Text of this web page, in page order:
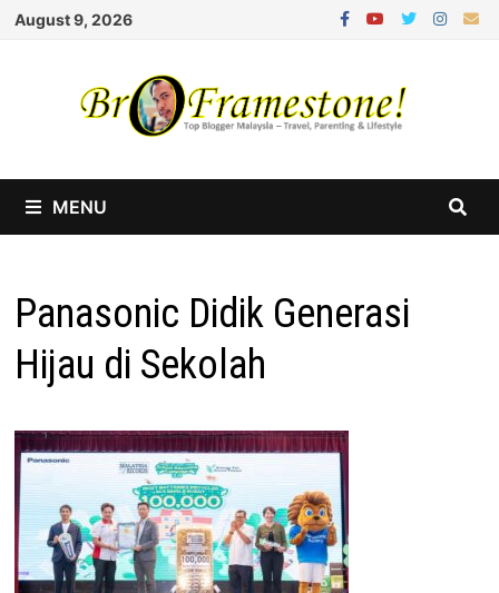
Skip
August 9, 2026
MENU
Panasonic Didik Generasi
Hijau di Sekolah